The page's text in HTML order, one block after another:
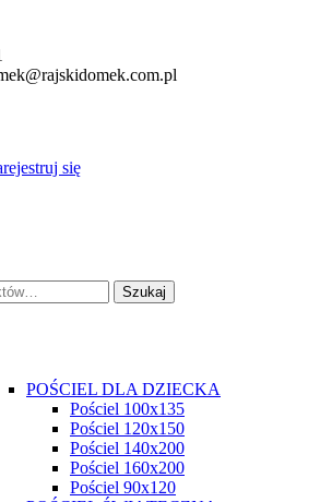
się
Szukaj
POŚCIEL DLA DZIECKA
Pościel 100x135
Pościel 120x150
Pościel 140x200
Pościel 160x200
Pościel 90x120